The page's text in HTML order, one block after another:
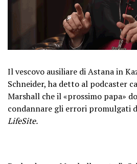
Il vescovo ausiliare di Astana in
Schneider, ha detto al podcaster
Marshall che il «prossimo papa»
condannare gli errori promulgati
LifeSite.